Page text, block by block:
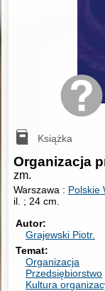
Książka
Organizacja
zm.
Warszawa : Polskie
il. ; 24 cm.
Autor
Grajewski Piotr.
Temat
Organizacja
Przedsiębiorstwo
Kultura